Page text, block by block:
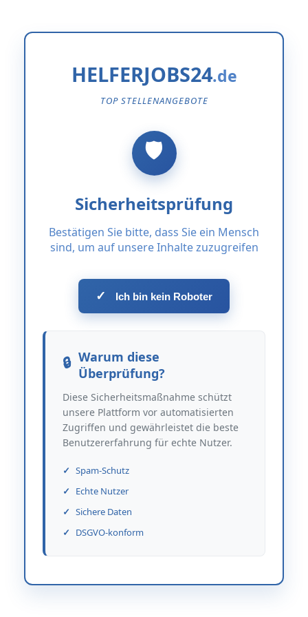
HELFERJOBS24
TOP STELLENANGEBOTE
Sicherheitsprüfung
Bestätigen Sie bitte, dass Sie ein Mensch
sind, um auf unsere Inhalte zuzugreifen
✓ Ich bin kein Roboter
Warum diese
Überprüfung?
Diese Sicherheitsmaßnahme schützt
unsere Plattform vor automatisierten
Zugriffen und gewährleistet die beste
Benutzererfahrung für echte Nutzer.
Spam-Schutz
Echte Nutzer
Sichere Daten
DSGVO-konform